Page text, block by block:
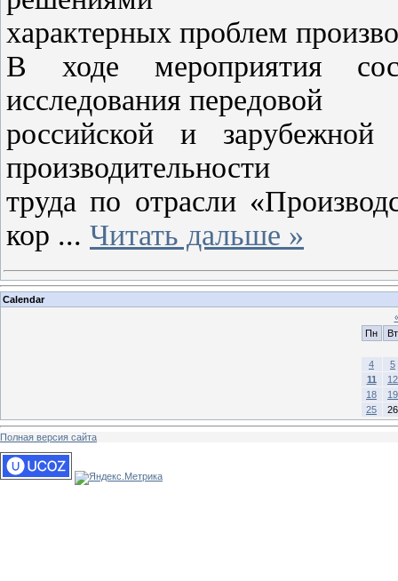
характерных проблем
В ходе мероприятия
исследования передовой
российской и
производительности
труда по отрасли
кор ... Читать дальше »
Calendar
Пн
Вт
4
5
11
12
18
19
25
26
Полная версия сайта